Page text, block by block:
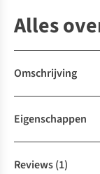
Alles
Omschrijving
Eigenschappen
Reviews(1)